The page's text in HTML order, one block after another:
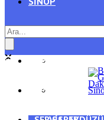
AYANCIK
GENEL
SPOR